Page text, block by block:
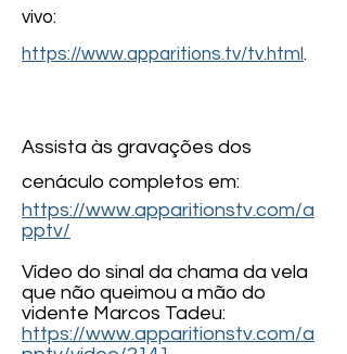
vivo:
https://www.apparitions.tv/tv.html .
​Assista às gravações dos
cenáculo completos em:
https://www.apparitionstv.com/a
pptv/
Vídeo do sinal da chama da vela
que não queimou a mão do
vidente Marcos Tadeu:
https://www.apparitionstv.com/a